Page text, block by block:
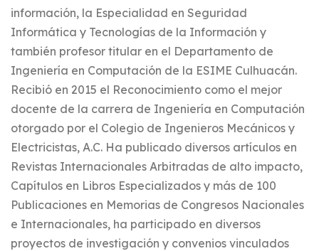
información, la Especialidad en Seguridad
Informática y Tecnologías de la Información y
también profesor titular en el Departamento de
Ingeniería en Computación de la ESIME Culhuacán.
Recibió en 2015 el Reconocimiento como el mejor
docente de la carrera de Ingeniería en Computación
otorgado por el Colegio de Ingenieros Mecánicos y
Electricistas, A.C. Ha publicado diversos artículos en
Revistas Internacionales Arbitradas de alto impacto,
Capítulos en Libros Especializados y más de 100
Publicaciones en Memorias de Congresos Nacionales
e Internacionales, ha participado en diversos
proyectos de investigación y convenios vinculados